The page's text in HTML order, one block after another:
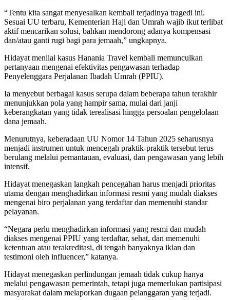
“Tentu kita sangat menyesalkan kembali terjadinya tragedi ini.
Sesuai UU terbaru, Kementerian Haji dan Umrah wajib ikut terlibat
aktif mencarikan solusi, bahkan mendorong adanya kompensasi
dan/atau ganti rugi bagi para jemaah,” ungkapnya.
Hidayat menilai kasus Hanania Travel kembali memunculkan
pertanyaan mengenai efektivitas pengawasan terhadap
Penyelenggara Perjalanan Ibadah Umrah (PPIU).
Ia menyebut berbagai kasus serupa dalam beberapa tahun terakhir
menunjukkan pola yang hampir sama, mulai dari janji
keberangkatan yang tidak terealisasi hingga persoalan pengelolaan
dana jemaah.
Menurutnya, keberadaan UU Nomor 14 Tahun 2025 seharusnya
menjadi instrumen untuk mencegah praktik-praktik tersebut terus
berulang melalui pemantauan, evaluasi, dan pengawasan yang lebih
intensif.
Hidayat menegaskan langkah pencegahan harus menjadi prioritas
utama dengan menghadirkan informasi resmi yang mudah diakses
mengenai biro perjalanan yang terdaftar dan memenuhi standar
pelayanan.
“Negara perlu menghadirkan informasi yang resmi dan mudah
diakses mengenai PPIU yang terdaftar, sehat, dan memenuhi
ketentuan atau terakreditasi, di tengah banyaknya iklan dan
testimoni oleh influencer,” katanya.
Hidayat menegaskan perlindungan jemaah tidak cukup hanya
melalui pengawasan pemerintah, tetapi juga memerlukan partisipasi
masyarakat dalam melaporkan dugaan pelanggaran yang terjadi.